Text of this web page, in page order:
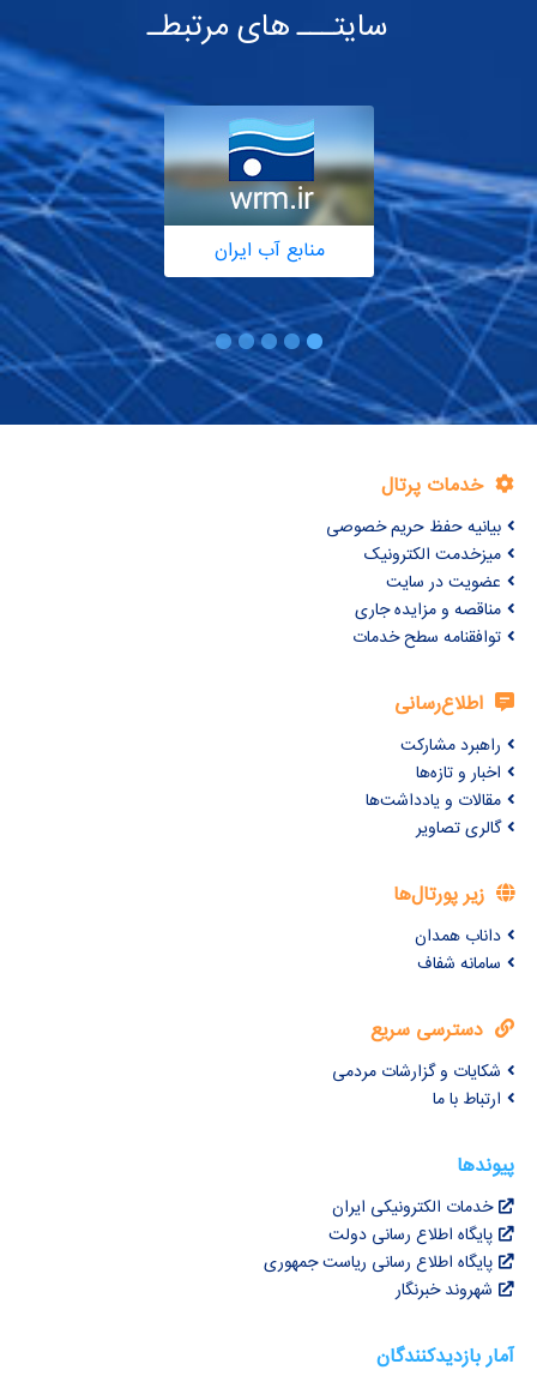
سایتـــ های مرتبطـ
منابع آب ایران
خدمات پرتال
بیانیه حفظ حریم خصوصی
میزخدمت الکترونیک
عضویت در سایت
مناقصه و مزایده جاری
توافقنامه سطح خدمات
اطلاع‌رسانی
راهبرد مشارکت
اخبار و تازه‌ها
مقالات و یادداشت‌ها
گالری تصاویر
زیر پورتال‌ها
داناب همدان
سامانه شفاف
دسترسی سریع
شکایات و گزارشات مردمی
ارتباط با ما
پیوندها
خدمات الکترونیکی ایران
پایگاه اطلاع رسانی دولت
پایگاه اطلاع رسانی ریاست جمهوری
شهروند خبرنگار
آمار بازدیدکنندگان